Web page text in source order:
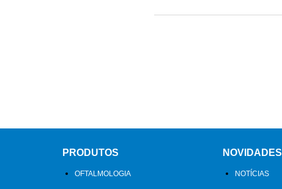
PRODUTOS
OFTALMOLOGIA
NOVIDADES
NOTÍCIAS